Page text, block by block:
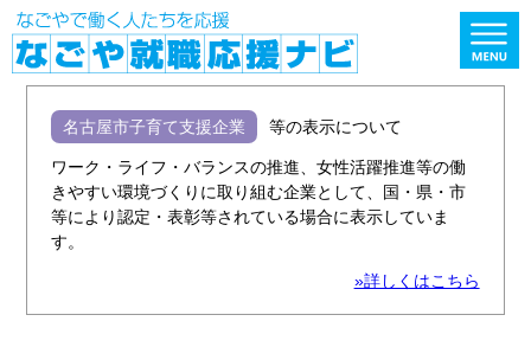
名古屋市子育て支援企業 等の表示について
ワーク・ライフ・バランスの推進、女性活躍推進等の働
きやすい環境づくりに取り組む企業として、国・県・市
等により認定・表彰等されている場合に表示していま
す。
»詳しくはこちら